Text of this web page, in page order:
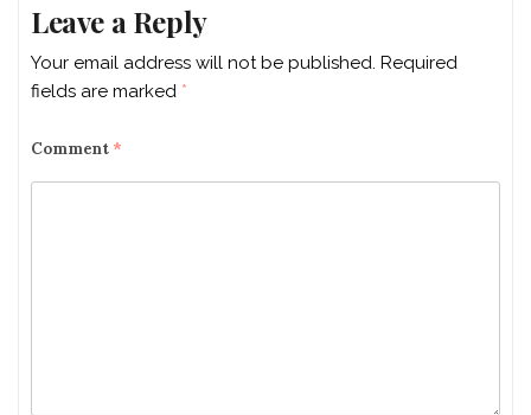
Leave a Reply
Your email address will not be published. Required
fields are marked *
Comment *